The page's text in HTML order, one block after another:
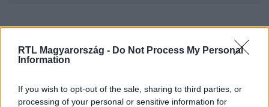
RTL Magyarország - Do Not Process My Personal
Information
If you wish to opt-out of the sale, sharing to third parties, or
processing of your personal or sensitive information for
Itt állítsd be, hogy az RTL.hu az elsők között
legyen a Google-találatokban!